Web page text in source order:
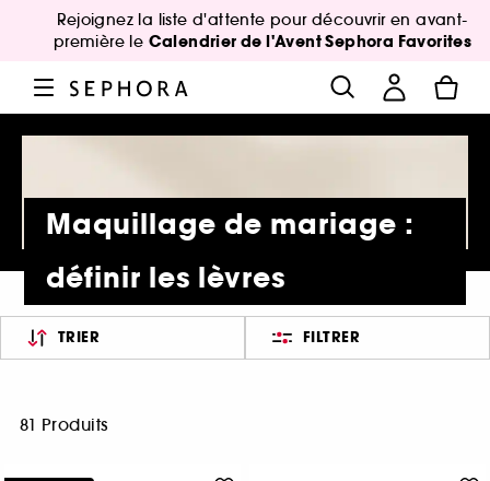
Rejoignez la liste d'attente pour découvrir en avant-
première le Calendrier de l'Avent Sephora Favorites
Maquillage de mariage :
définir les lèvres
TRIER FILTRER
81 Produits